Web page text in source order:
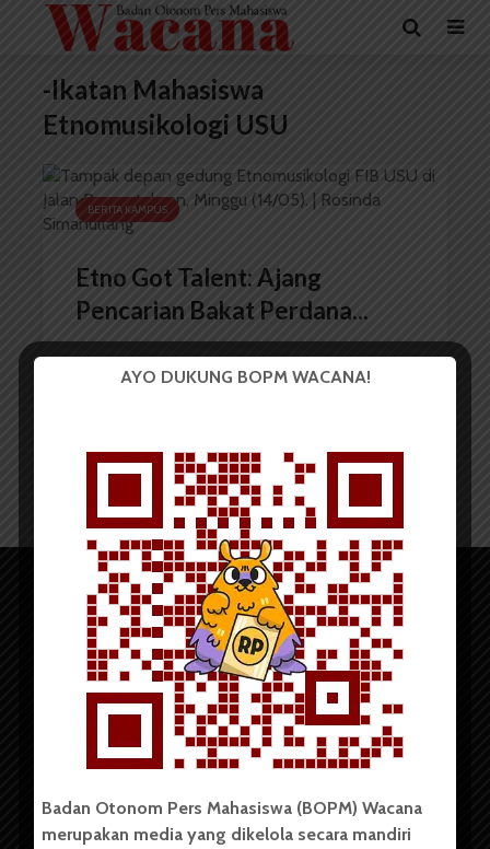
-Ikatan Mahasiswa
Etnomusikologi USU
BERITA KAMPUS
Etno Got Talent: Ajang
Pencarian Bakat Perdana...
Copyright © 2023. All rights reserved BOPM WACANA.
AYO DUKUNG BOPM WACANA!
Badan Otonom Pers Mahasiswa (BOPM) Wacana
merupakan media yang dikelola secara mandiri